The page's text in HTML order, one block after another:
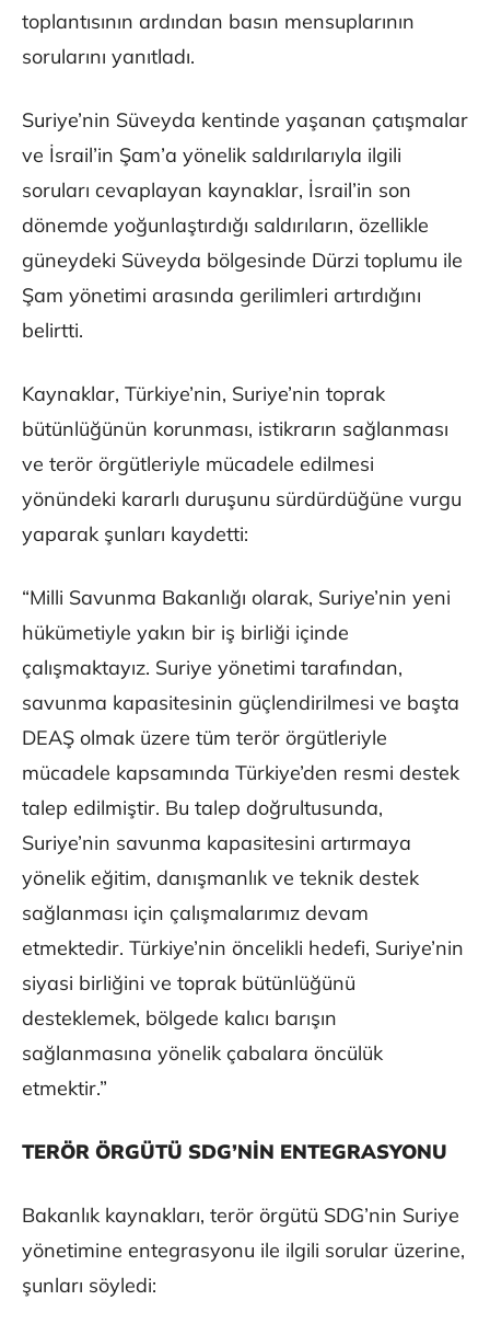
toplantısının ardından basın mensuplarının
sorularını yanıtladı.
Suriye’nin Süveyda kentinde yaşanan çatışmalar
ve İsrail’in Şam’a yönelik saldırılarıyla ilgili
soruları cevaplayan kaynaklar, İsrail’in son
dönemde yoğunlaştırdığı saldırıların, özellikle
güneydeki Süveyda bölgesinde Dürzi toplumu ile
Şam yönetimi arasında gerilimleri artırdığını
belirtti.
Kaynaklar, Türkiye’nin, Suriye’nin toprak
bütünlüğünün korunması, istikrarın sağlanması
ve terör örgütleriyle mücadele edilmesi
yönündeki kararlı duruşunu sürdürdüğüne vurgu
yaparak şunları kaydetti:
“Milli Savunma Bakanlığı olarak, Suriye’nin yeni
hükümetiyle yakın bir iş birliği içinde
çalışmaktayız. Suriye yönetimi tarafından,
savunma kapasitesinin güçlendirilmesi ve başta
DEAŞ olmak üzere tüm terör örgütleriyle
mücadele kapsamında Türkiye’den resmi destek
talep edilmiştir. Bu talep doğrultusunda,
Suriye’nin savunma kapasitesini artırmaya
yönelik eğitim, danışmanlık ve teknik destek
sağlanması için çalışmalarımız devam
etmektedir. Türkiye’nin öncelikli hedefi, Suriye’nin
siyasi birliğini ve toprak bütünlüğünü
desteklemek, bölgede kalıcı barışın
sağlanmasına yönelik çabalara öncülük
etmektir.”
TERÖR ÖRGÜTÜ SDG’NİN ENTEGRASYONU
Bakanlık kaynakları, terör örgütü SDG’nin Suriye
yönetimine entegrasyonu ile ilgili sorular üzerine,
şunları söyledi: